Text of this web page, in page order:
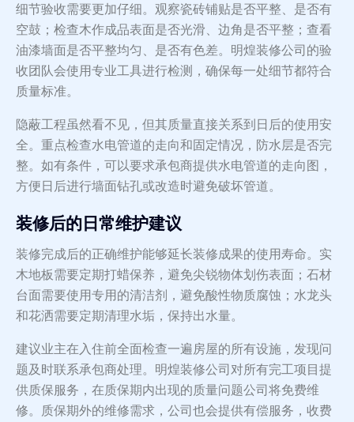
细节验收需要更加仔细。观察瓷砖铺贴是否平整、是否有
空鼓；检查木作成品表面是否光滑、边角是否平整；查看
油漆墙面是否平整均匀、是否有色差。明煌装修公司的验
收团队会使用专业工具进行检测，确保每一处细节都符合
质量标准。
隐蔽工程虽然看不见，但其质量直接关系到日后的使用安
全。重点检查水电管道的走向和固定情况，防水层是否完
整。如有条件，可以要求承包商提供水电管道的走向图，
方便日后进行墙面钻孔或改造时避免破坏管道。
装修后的日常维护建议
装修完成后的正确维护能够延长装修成果的使用寿命。实
木地板需要定期打蜡保养，避免尖锐物体划伤表面；石材
台面需要使用专用的清洁剂，避免酸性物质腐蚀；水龙头
和花洒需要定期清理水垢，保持出水量。
建议业主在入住前全面检查一遍房屋的所有设施，发现问
题及时联系承包商处理。明煌装修公司对所有完工项目提
供质保服务，在质保期内出现的质量问题公司将免费维
修。质保期外的维修需求，公司也会提供有偿服务，收费